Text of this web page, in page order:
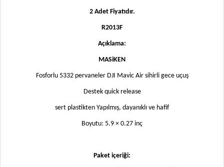
2 Adet Fiyatıdır.
R2013F
Açıklama:
MASiKEN
Fosforlu 5332 pervaneler DJI Mavic Air sihirli gece uçuş
Destek quick release
sert plastikten Yapılmış, dayanıklı ve hafif
Boyutu: 5.9 × 0.27 inç
Paket içeriği: